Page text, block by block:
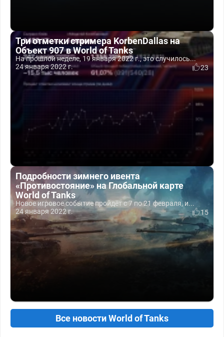
Три отметки стримера KorbenDallas на
Объект 907 в World of Tanks
На прошлой неделе, 19 января 2022 г., это случилось...
24 января 2022 г.
23
Подробности зимнего ивента
«Противостояние» на Глобальной карте
World of Tanks
Новое игровое событие пройдёт с 7 по 21 февраля, и...
24 января 2022 г.
15
Все новости World of Tanks